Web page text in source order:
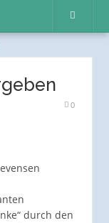
0
durch den